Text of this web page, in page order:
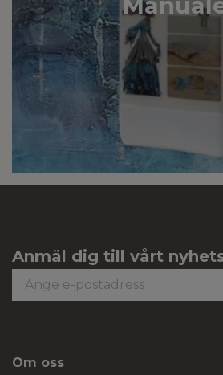
Anmäl dig till vårt
Om oss